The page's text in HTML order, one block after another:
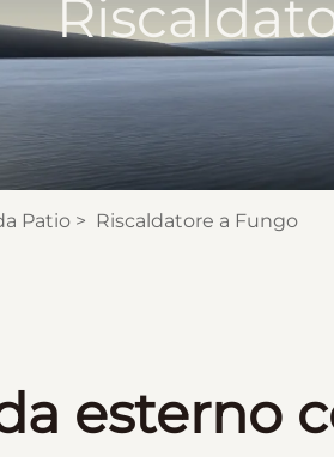
Patio > Riscaldatore a Fungo
esterno